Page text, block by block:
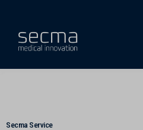
indholdet
Secma Service